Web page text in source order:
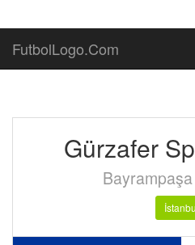
FutbolLogo.Com
Gürzafer